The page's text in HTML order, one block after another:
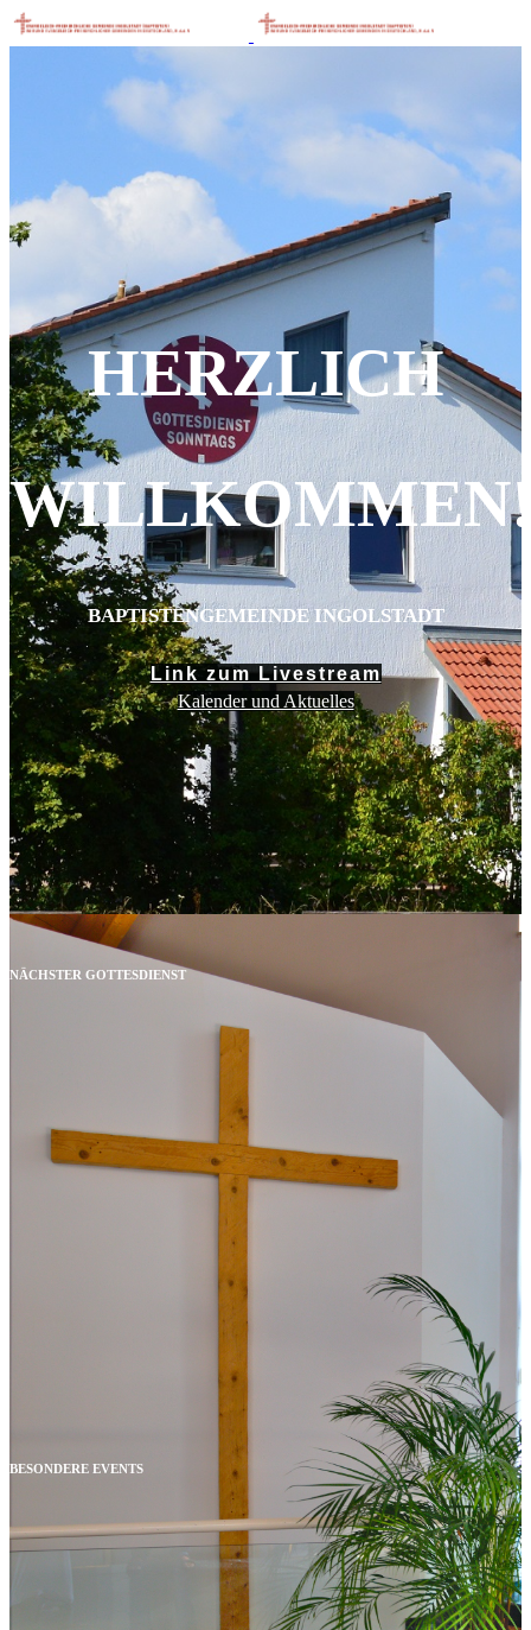
HERZLICH
BAPTISTENGEMEINDE INGOLSTADT
Link zum Livestream
Kalender und Aktuelles
NÄCHSTER GOTTESDIENST
BESONDERE EVENTS